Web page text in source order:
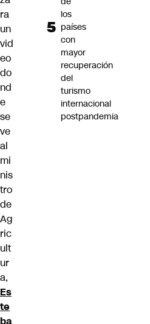
ra
un
vid
eo
do
nd
e
se
ve
al
mi
nis
tro
de
Ag
ric
ult
ur
a,
Es
te
ba
los
países
con
mayor
recuperación
del
turismo
internacional
postpandemia